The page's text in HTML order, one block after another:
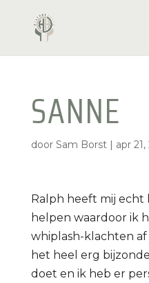
SANNE
door Sam Borst| apr
Ralph heeft mij
helpen waardoor ik
whiplash-klachten
het heel erg
doet en ik heb er